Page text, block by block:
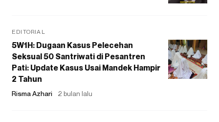
EDITORIAL
5W1H: Dugaan Kasus Pelecehan
Seksual 50 Santriwati di Pesantren
Pati: Update Kasus Usai Mandek Hampir
2 Tahun
Risma Azhari 2 bulan lalu